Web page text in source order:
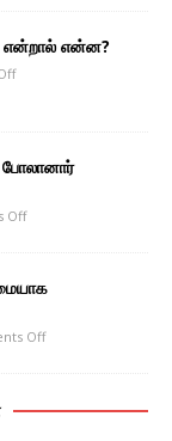
என்றால் என்ன?
Off
Off